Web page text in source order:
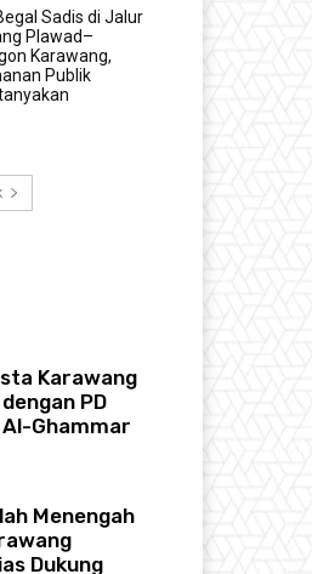
Sadis di Jalur
Plawad–
Karawang,
Publik
Karawang
PD
Ghammar
Menengah
Dukung